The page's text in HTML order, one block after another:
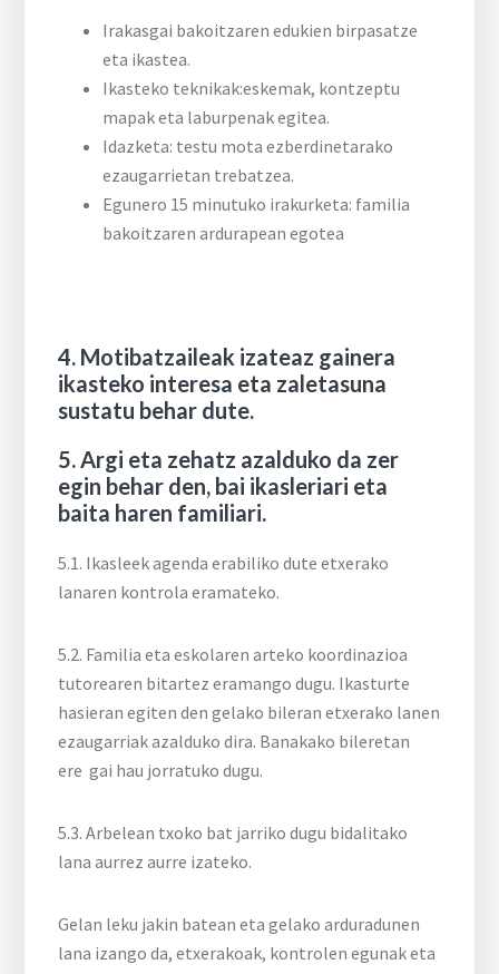
Irakasgai bakoitzaren edukien birpasatze
eta ikastea.
Ikasteko teknikak:eskemak, kontzeptu
mapak eta laburpenak egitea.
Idazketa: testu mota ezberdinetarako
ezaugarrietan trebatzea.
Egunero 15 minutuko irakurketa: familia
bakoitzaren ardurapean egotea
4. Motibatzaileak izateaz gainera
ikasteko interesa eta zaletasuna
sustatu behar dute.
5.Argi eta zehatz azalduko da zer
egin behar den, bai ikasleriari eta
baita haren familiari.
5.1. Ikasleek agenda erabiliko dute etxerako
lanaren kontrola eramateko.
5.2. Familia eta eskolaren arteko koordinazioa
tutorearen bitartez eramango dugu. Ikasturte
hasieran egiten den gelako bileran etxerako lanen
ezaugarriak azalduko dira. Banakako bileretan
ere gai hau jorratuko dugu.
5.3. Arbelean txoko bat jarriko dugu bidalitako
lana aurrez aurre izateko.
Gelan leku jakin batean eta gelako arduradunen
lana izango da, etxerakoak, kontrolen egunak eta